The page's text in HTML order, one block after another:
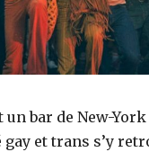
un bar de New-
et trans s’y